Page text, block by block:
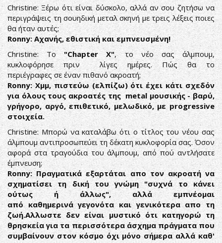
Christine: Ξέρω ότι είναι δύσκολο, αλλά αν σου ζητήσω να
περιγράψεις τη σουηδική μεταλ σκηνή με τρεις λέξεις ποιες
θα ήταν αυτές;
Ronny: Αχανής, εθιστική και εμπνευσμένη!
Christine: Το "Chapter X", το νέο σας άλμπουμ,
κυκλοφόρησε πριν λίγες ημέρες. Πώς θα το
περιέγραφες σε έναν πιθανό ακροατή;
Ronny: Χμμ, πιστεύω (ελπίζω) ότι έχει κάτι σχεδόν
για όλους τους ακροατές της metal μουσικής - βαρύ,
γρήγορο, αργό, επιθετικό, μελωδικό, με progressive
στοιχεία.
Christine: Μπορώ να καταλάβω ότι ο τίτλος του νέου σας
άλμπουμ αντιπροσωπεύει τη δέκατη κυκλοφορία σας. Όσον
αφορά στα τραγούδια του άλμπουμ, από πού αντλήσατε
έμπνευση;
Ronny: Πραγματικά εξαρτάται απο τον ακροατή να
σχηματίσει τη δική του γνώμη "συχνά το κάνει
ούτως ή άλλως", αλλά εμπνέομαι
από καθημερινά γεγονότα και γενικότερα απο τη
ζωή.Αλλωστε δεν είναι μυστικό ότι κατηγορώ τη
θρησκεία για τα περισσότερα άσχημα πράγματα που
συμβαίνουν στον κόσμο όχι μόνο σήμερα αλλά καθ'